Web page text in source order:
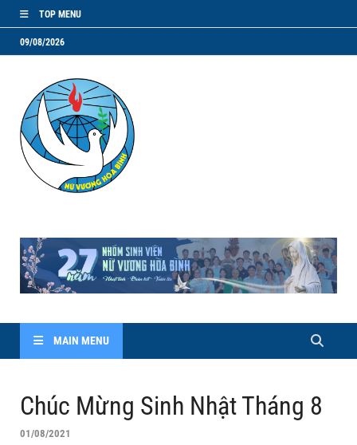
TOP MENU
09/08/2026
MAIN MENU
Chúc Mừng Sinh Nhật Tháng 8
01/08/2021